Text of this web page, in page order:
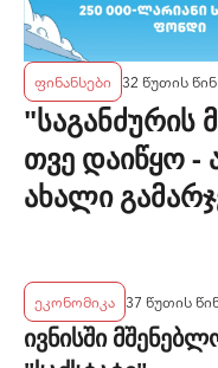
ფინანსები 32 წუთის წინ
"საგანძურის
თვე დაიწყო -
ახალი
ეკონომიკა 37 წუთის
ივნისში